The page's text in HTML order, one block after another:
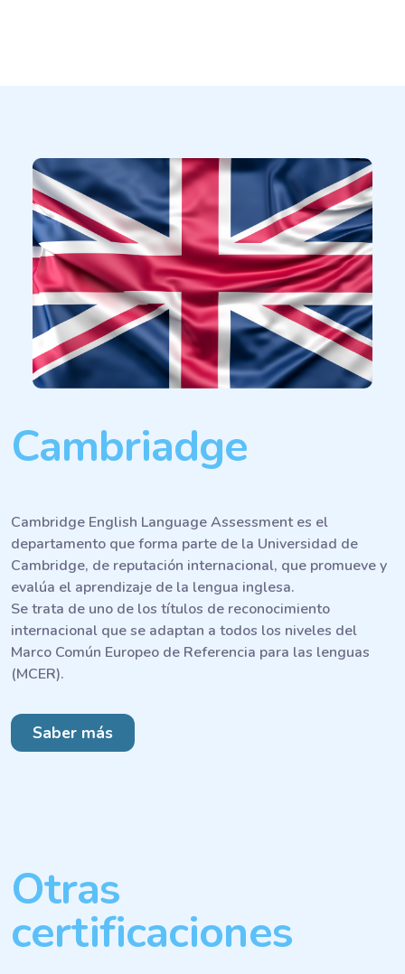
Cambriadge
Cambridge English Language Assessment es el
departamento que forma parte de la Universidad de
Cambridge, de reputación internacional, que promueve y
evalúa el aprendizaje de la lengua inglesa.
Se trata de uno de los títulos de reconocimiento
internacional que se adaptan a todos los niveles del
Marco Común Europeo de Referencia para las lenguas
(MCER).
Saber más
Otras
certificaciones